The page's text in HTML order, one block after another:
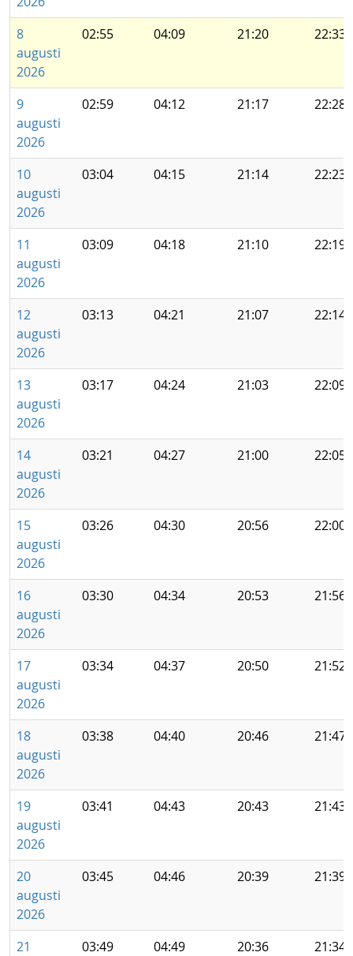
8
augusti
2026
02:55 04:09 21:20 22:33
9
augusti
2026
02:59 04:12 21:17 22:28
10
augusti
2026
03:04 04:15 21:14 22:23
11
augusti
2026
03:09 04:18 21:10 22:19
12
augusti
2026
03:13 04:21 21:07 22:14
13
augusti
2026
03:17 04:24 21:03 22:09
14
augusti
2026
03:21 04:27 21:00 22:05
15
augusti
2026
03:26 04:30 20:56 22:00
16
augusti
2026
03:30 04:34 20:53 21:56
17
augusti
2026
03:34 04:37 20:50 21:52
18
augusti
2026
03:38 04:40 20:46 21:47
19
augusti
2026
03:41 04:43 20:43 21:43
20
augusti
2026
03:45 04:46 20:39 21:39
21
03:49 04:49 20:36 21:34